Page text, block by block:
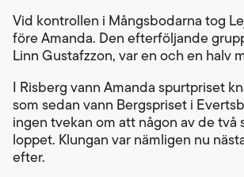
Vid kontrollen i Mångsbodarna tog
före Amanda. Den efterföljande
Linn Gustafzzon, var en och en halv
I Risberg vann Amanda spurtpriset
som sedan vann Bergspriset i
ingen tvekan om att någon av de två
loppet. Klungan var nämligen nu
efter.